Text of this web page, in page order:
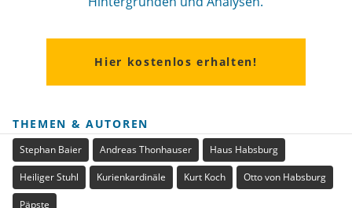
Hier kostenlos erhalten!
THEMEN & AUTOREN
Stephan Baier Andreas Thonhauser Haus Habsburg
Heiliger Stuhl Kurienkardinäle Kurt Koch Otto von Habsburg
Päpste